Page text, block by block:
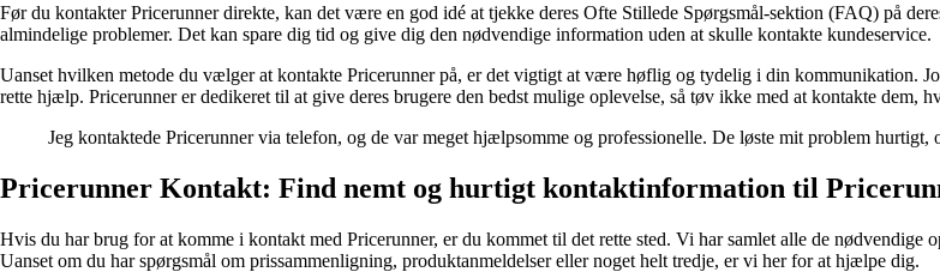
Før du kontakter Pricerunner direkte, kan det være en god idé at tjekke deres Ofte Stillede Spørgsmål-sektion (FAQ) på
almindelige problemer. Det kan spare dig tid og give dig den nødvendige information uden at skulle kontakte kundeservice.
Uanset hvilken metode du vælger at kontakte Pricerunner på, er det vigtigt at være høflig og tydelig i din kommunikation.
rette hjælp. Pricerunner er dedikeret til at give deres brugere den bedst mulige oplevelse, så tøv ikke med at kontakte dem,
Jeg kontaktede Pricerunner via telefon, og de var meget hjælpsomme og professionelle. De løste mit problem hurtigt,
Pricerunner Kontakt: Find nemt og hurtigt kontaktinformation til
Hvis du har brug for at komme i kontakt med Pricerunner, er du kommet til det rette sted. Vi har samlet alle de
Uanset om du har spørgsmål om prissammenligning, produktanmeldelser eller noget helt tredje, er vi her for at hjælpe dig.